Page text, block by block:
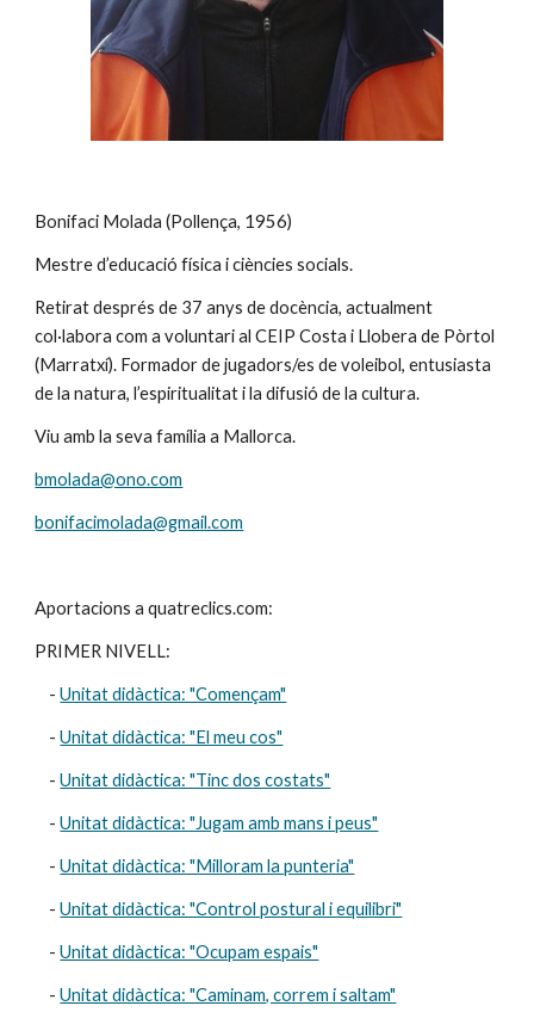
Bonifaci Molada (Pollença, 1956)
Mestre d’educació física i ciències socials.
Retirat després de 37 anys de docència, actualment
col·labora com a voluntari al CEIP Costa i Llobera de Pòrtol
(Marratxí). Formador de jugadors/es de voleibol, entusiasta
de la natura, l’espiritualitat i la difusió de la cultura.
Viu amb la seva família a Mallorca.
bmolada@ono.com
bonifacimolada@gmail.com
Aportacions a quatreclics.com:
PRIMER NIVELL:
    -
Unitat didàctica: "Començam"
    -
Unitat didàctica: "El meu cos"
    -
Unitat didàctica: "Tinc dos costats"
    -
Unitat didàctica: "Jugam amb mans i peus"
    -
Unitat didàctica: "Milloram la punteria"
    -
Unitat didàctica: "Control postural i equilibri"
    -
Unitat didàctica: "Ocupam espais"
    -
Unitat didàctica: "Caminam, correm i saltam"